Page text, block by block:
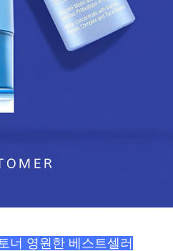
너 영원한 베스트셀러